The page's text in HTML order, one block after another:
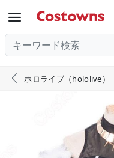

 ホロライブ（hololive）